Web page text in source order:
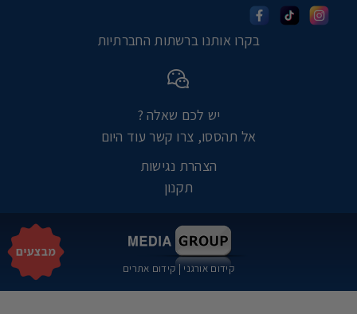
בקרו אותנו ברשתות החברתיות
יש לכם שאלה ?
אל תהססו, צרו קשר עוד היום
הצהרת נגישות
תקנון
קידום אורגני | קידום אתרים